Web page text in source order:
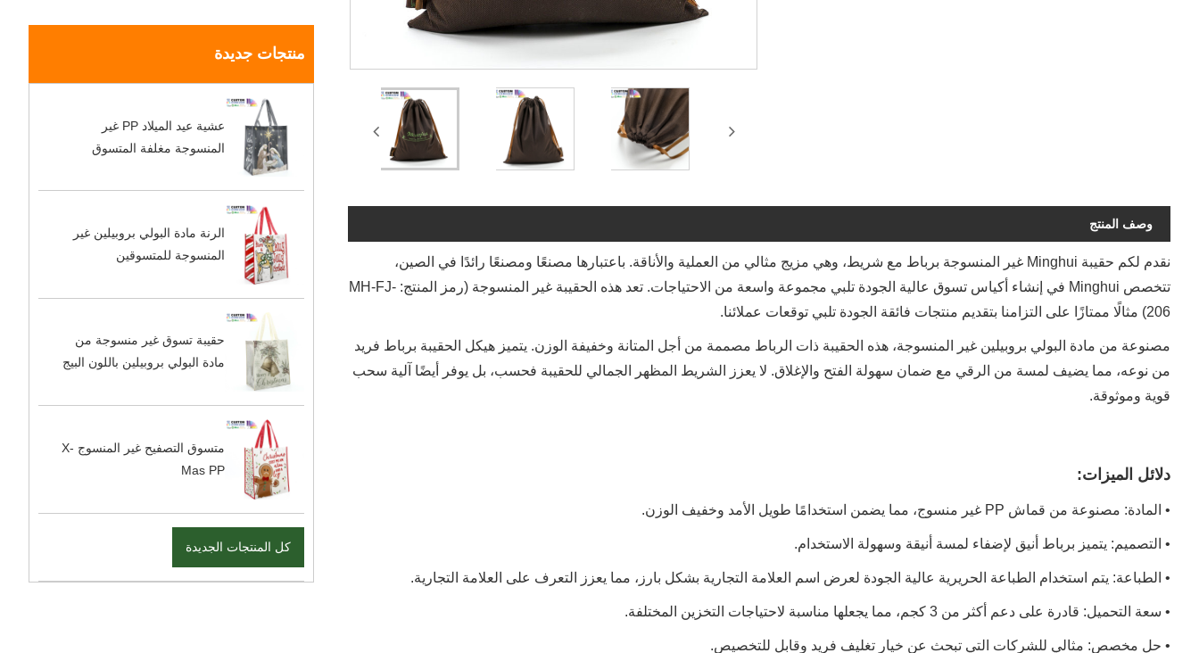
منتجات جديدة
عشية عيد الميلاد PP غير
المنسوجة مغلفة المتسوق
الرنة مادة البولي بروبيلين غير
المنسوجة للمتسوقين
حقيبة تسوق غير منسوجة من
مادة البولي بروبيلين باللون البيج
متسوق التصفيح غير المنسوج X-
Mas PP
كل المنتجات الجديدة
وصف المنتج
نقدم لكم حقيبة Minghui غير المنسوجة برباط مع شريط، وهي مزيج مثالي من العملية والأناقة. باعتبارها مصنعًا ومصنعًا رائدًا في الصين،
تتخصص Minghui في إنشاء أكياس تسوق عالية الجودة تلبي مجموعة واسعة من الاحتياجات. تعد هذه الحقيبة غير المنسوجة (رمز المنتج: MH-FJ-
206) مثالًا ممتازًا على التزامنا بتقديم منتجات فائقة الجودة تلبي توقعات عملائنا.
مصنوعة من مادة البولي بروبيلين غير المنسوجة، هذه الحقيبة ذات الرباط مصممة من أجل المتانة وخفيفة الوزن. يتميز هيكل الحقيبة برباط فريد
من نوعه، مما يضيف لمسة من الرقي مع ضمان سهولة الفتح والإغلاق. لا يعزز الشريط المظهر الجمالي للحقيبة فحسب، بل يوفر أيضًا آلية سحب
قوية وموثوقة.
دلائل الميزات:
• المادة: مصنوعة من قماش PP غير منسوج، مما يضمن استخدامًا طويل الأمد وخفيف الوزن.
• التصميم: يتميز برباط أنيق لإضفاء لمسة أنيقة وسهولة الاستخدام.
• الطباعة: يتم استخدام الطباعة الحريرية عالية الجودة لعرض اسم العلامة التجارية بشكل بارز، مما يعزز التعرف على العلامة التجارية.
• سعة التحميل: قادرة على دعم أكثر من 3 كجم، مما يجعلها مناسبة لاحتياجات التخزين المختلفة.
• حل مخصص: مثالي للشركات التي تبحث عن خيار تغليف فريد وقابل للتخصيص.